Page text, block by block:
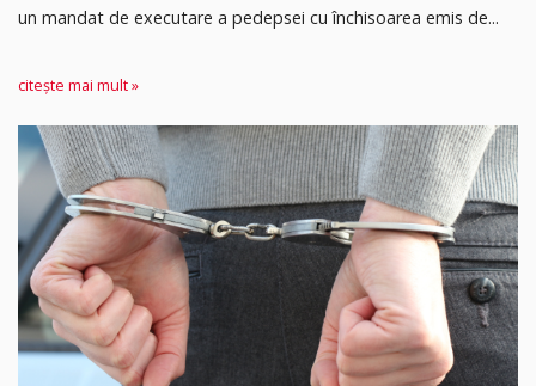
un mandat de executare a pedepsei cu închisoarea emis de...
citește mai mult »